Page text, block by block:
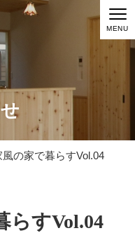
MENU
の家で暮らすVol.04
らすVol.04